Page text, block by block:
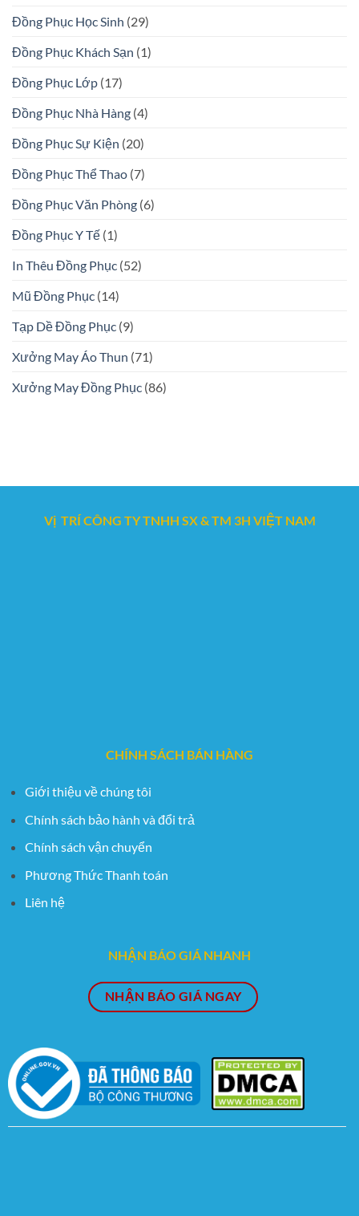
Đồng Phục Học Sinh (29)
Đồng Phục Khách Sạn (1)
Đồng Phục Lớp (17)
Đồng Phục Nhà Hàng (4)
Đồng Phục Sự Kiện (20)
Đồng Phục Thể Thao (7)
Đồng Phục Văn Phòng (6)
Đồng Phục Y Tế (1)
In Thêu Đồng Phục (52)
Mũ Đồng Phục (14)
Tạp Dề Đồng Phục (9)
Xưởng May Áo Thun (71)
Xưởng May Đồng Phục (86)
Vị TRÍ CÔNG TY TNHH SX & TM 3H VIỆT NAM
CHÍNH SÁCH BÁN HÀNG
Giới thiệu về chúng tôi
Chính sách bảo hành và đổi trả
Chính sách vận chuyển
Phương Thức Thanh toán
Liên hệ
NHẬN BÁO GIÁ NHANH
NHẬN BÁO GIÁ NGAY